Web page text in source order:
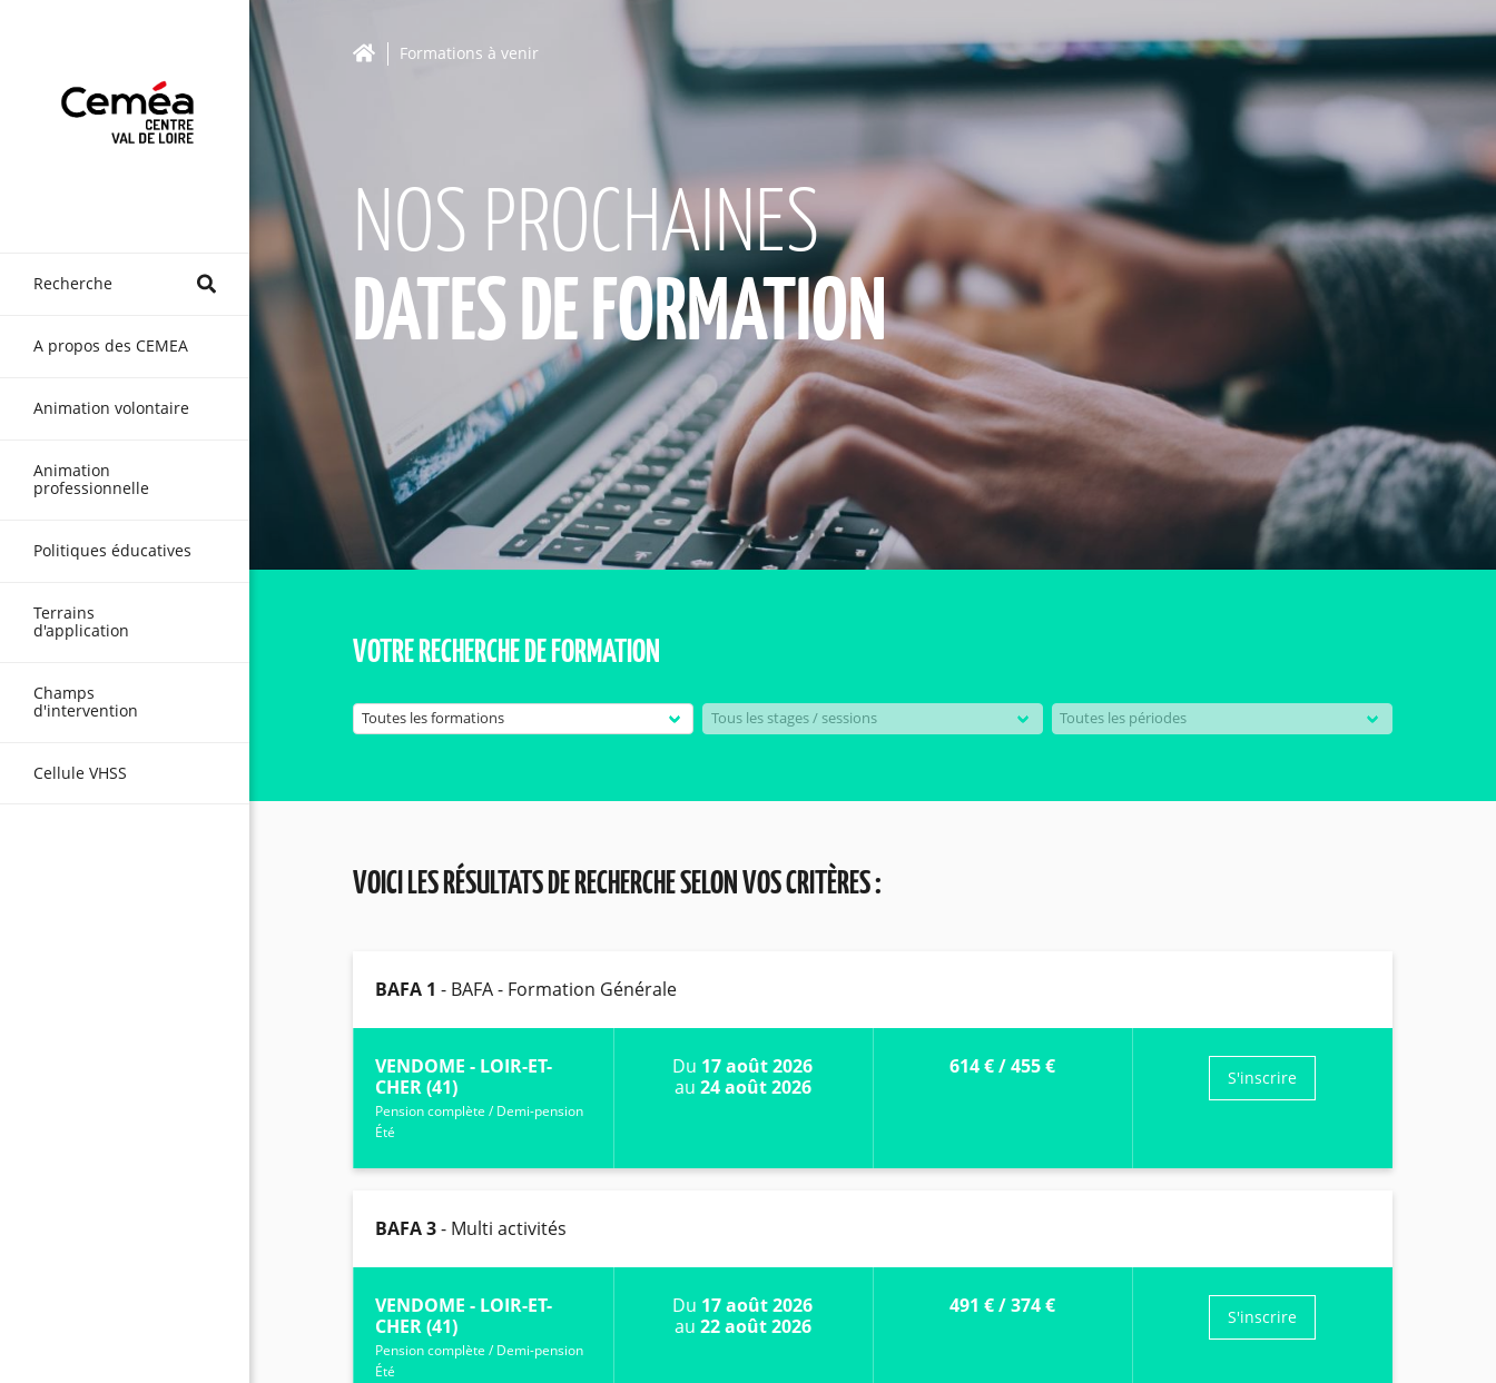
Formations à venir
NOS PROCHAINES
DATES DE FORMATION
VOTRE RECHERCHE DE FORMATION
VOICI LES RÉSULTATS DE RECHERCHE SELON VOS CRITÈRES :
BAFA 1 - BAFA - Formation Générale
VENDOME - LOIR-ET-
CHER (41)
Pension complète /Demi-pension
Été
Du 17 août 2026
au 24 août 2026
614 €/455 € S'inscrire
BAFA 3- Multi activités
VENDOME - LOIR-ET-
CHER (41)
Pension complète /Demi-pension
Été
Du 17 août 2026
au 22 août 2026
491 €/374 € S'inscrire
Recherche
A propos des CEMEA
Animation volontaire
Animation
professionnelle
Politiques éducatives
Terrains
d'application
Champs
d'intervention
Cellule VHSS